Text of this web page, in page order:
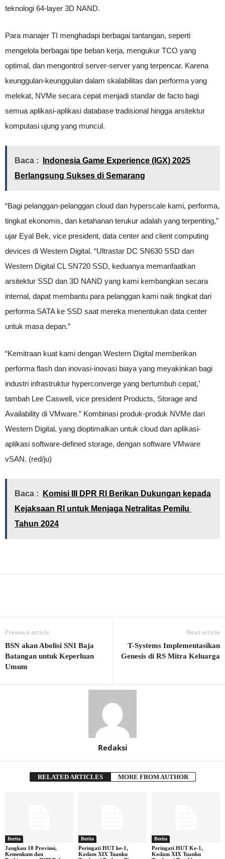
teknologi 64-layer 3D NAND.
Para manajer TI menghadapi berbagai tantangan, seperti
mengelola berbagai tipe beban kerja, mengukur TCO yang
optimal, dan mengontrol server-server yang terpencar. Karena
keunggulan-keunggulan dalam skalabilitas dan performa yang
melekat, NVMe secara cepat menjadi standar de facto bagi
semua aplikasi-aplikasi database tradisional hingga arsitektur
komputasi ujung yang muncul.
Baca :
Indonesia Game Experience (IGX) 2025
Berlangsung Sukses di Semarang
“Bagi pelanggan-pelanggan cloud dan hyperscale kami, performa,
tingkat ekonomis, dan ketahanan terukur adalah yang terpenting,”
ujar Eyal Bek, vice president, data center and client computing
devices di Western Digital. “Ultrastar DC SN630 SSD dan
Western Digital CL SN720 SSD, keduanya memanfaatkan
arsitektur SSD dan 3D NAND yang kami kembangkan secara
internal, dapat membantu para pelanggan kami naik tingkat dari
performa SATA ke SSD saat mereka menentukan data center
untuk masa depan.”
“Kemitraan kuat kami dengan Western Digital memberikan
performa flash dan inovasi-inovasi biaya yang meyakinkan bagi
industri infrastruktur hyperconverge yang bertumbuh cepat,’
tambah Lee Caswell, vice president Products, Storage and
Availability di VMware.” Kombinasi produk-produk NVMe dari
Western Digital, yang dioptimalkan untuk cloud dan aplikasi-
aplikasi software-defined storage, dengan software VMware
vSAN. (red/ju)
Baca :
Komisi III DPR RI Berikan Dukungan kepada
Kejaksaan RI untuk Menjaga Netralitas Pemilu
Tahun 2024
Previous article
BSN akan Abolisi SNI Baja
Batangan untuk Keperluan
Umum
Next article
T-Systems Implementasikan
Genesis di RS Mitra Keluarga
Redaksi
RELATED ARTICLES MORE FROM AUTHOR
Berita
Jangkau 18 Provinsi,
Kemenkum dan
Berita
Peringati HUT ke-1,
Kodam XIX Tuanku
Berita
Peringati HUT Ke-1,
Kodam XIX Tuanku